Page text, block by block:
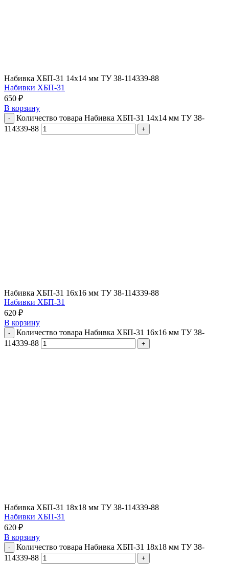
Набивка ХБП-31 14х14 мм ТУ 38-114339-88
Набивки ХБП-31
650 ₽
В корзину
Количество товара Набивка ХБП-31 14х14 мм ТУ 38-
114339-88
Набивка ХБП-31 16х16 мм ТУ 38-114339-88
Набивки ХБП-31
620 ₽
В корзину
Количество товара Набивка ХБП-31 16х16 мм ТУ 38-
114339-88
Набивка ХБП-31 18х18 мм ТУ 38-114339-88
Набивки ХБП-31
620 ₽
В корзину
Количество товара Набивка ХБП-31 18х18 мм ТУ 38-
114339-88